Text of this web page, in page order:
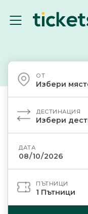
ОТ
Избери
ДЕСТИНАЦИЯ
Избери
ДАТА
ПЪТНИЦИ
1 Пътници